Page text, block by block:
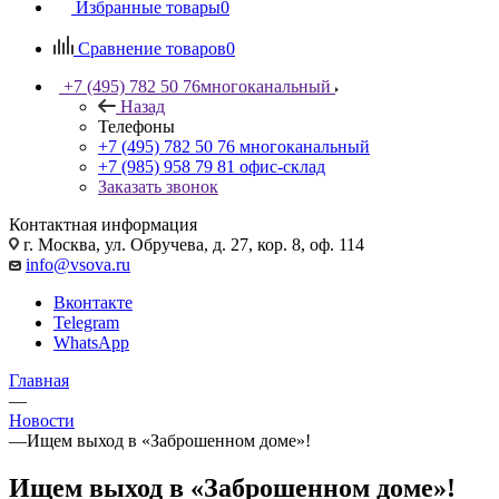
Избранные товары0
Сравнение товаров0
+7 (495) 782 50 76многоканальный
Назад
Телефоны
+7 (495) 782 50 76 многоканальный
+7 (985) 958 79 81 офис-склад
Заказать звонок
Контактная информация
г. Москва, ул. Обручева, д. 27, кор. 8, оф. 114
info@vsova.ru
Вконтакте
Telegram
WhatsApp
Главная
—
Новости
—Ищем выход в «Заброшенном доме»!
Ищем выход в «Заброшенном доме»!